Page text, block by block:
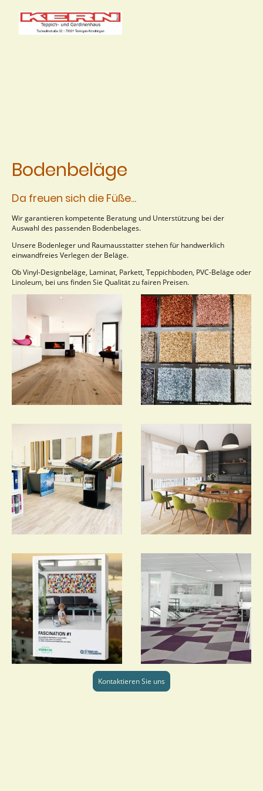
Bodenbeläge
Da freuen sich die Füße...
Wir garantieren kompetente Beratung und Unterstützung bei der
Auswahl des passenden Bodenbelages.
Unsere Bodenleger und Raumausstatter stehen für handwerklich
einwandfreies Verlegen der Beläge.
Ob Vinyl-Designbeläge, Laminat, Parkett, Teppichboden, PVC-Beläge oder
Linoleum, bei uns finden Sie Qualität zu fairen Preisen.
Kontaktieren Sie uns